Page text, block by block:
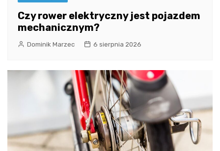
Czy rower elektryczny jest pojazdem
mechanicznym?
Dominik Marzec 6 sierpnia 2026